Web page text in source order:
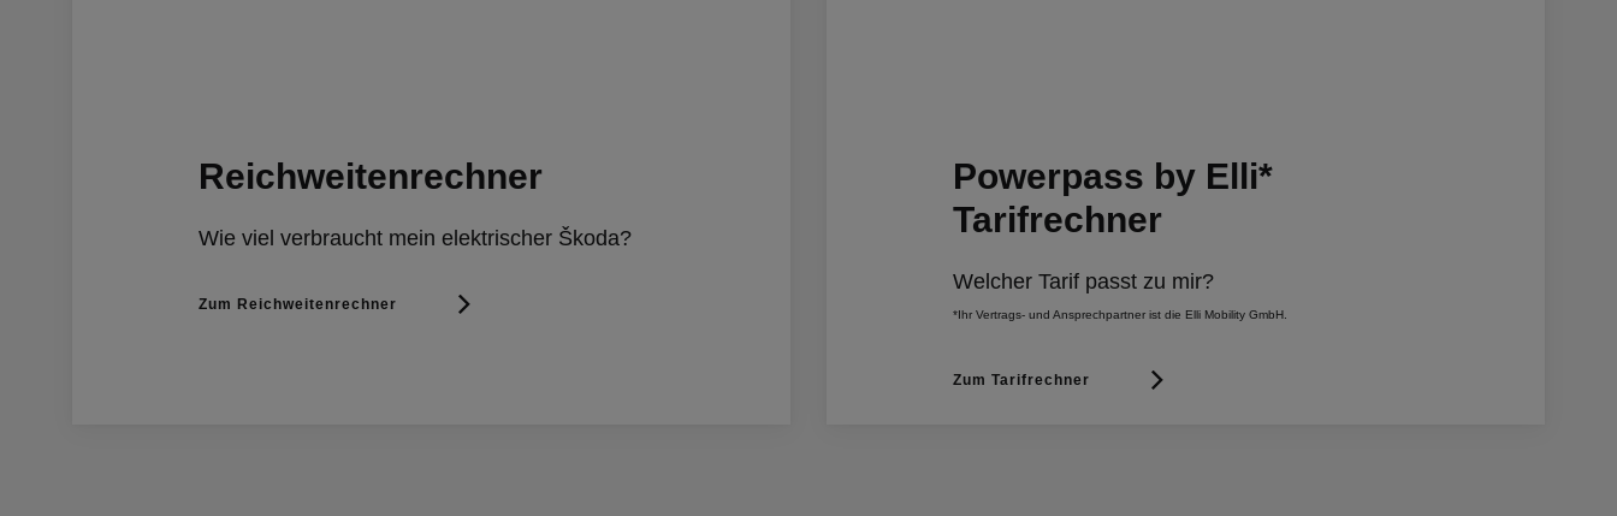
Reichweitenrechner
Wie viel verbraucht mein elektrischer Škoda?
Zum Reichweitenrechner
Powerpass by Elli*
Tarifrechner
Welcher Tarif passt zu mir?
*Ihr Vertrags- und Ansprechpartner ist die Elli Mobility GmbH.
Zum Tarifrechner